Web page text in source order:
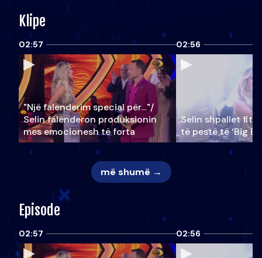
Klipe
02:57
"Një falenderim special për…"/
Selin falënderon produksionin
mes emocionesh të forta
02:56
Selin shpallet
të pestë të ‘Big
më shumë →
Episode
02:57 02:56